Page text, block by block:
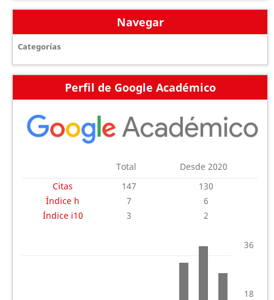
Navegar
Categorías
Perfil de Google Académico
Total
Desde 2020
Citas
147
130
Índice h
7
6
Índice i10
3 2
36
18